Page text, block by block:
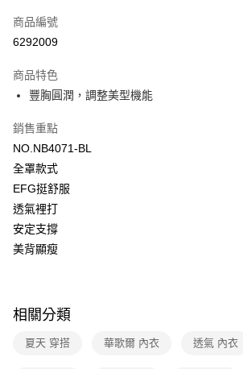
街口支付
運送方式
付款後全家取貨
每筆NT$80，滿NT$1,000(含以上)免運費
7-11取貨付款
每筆NT$80，滿NT$1,000(含以上)免運費
宅配
每筆NT$80，滿NT$1,000(含以上)免運費
商品編號
6292009
商品特色
豐胸圓潤，調整美型機能
銷售重點
NO.NB4071-BL
全罩款式
EFG挺舒服
透氣裡打
安定支撐
美背顯瘦
相關分類
夏天 穿搭 華歌爾 內衣 透氣 內衣